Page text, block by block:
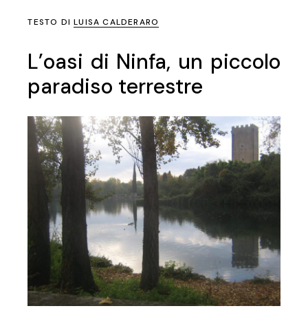
TESTO DILUISA CALDERARO
L’oasi di Ninfa, un piccolo
paradiso terrestre